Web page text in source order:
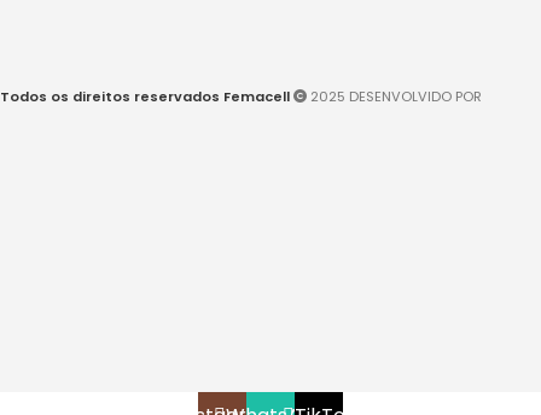
Todos os direitos reservados Femacell 2025 DESENVOLVIDO POR